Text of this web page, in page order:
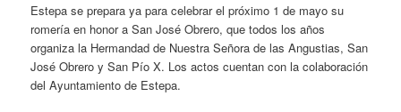
Estepa se prepara ya para celebrar el próximo 1 de mayo su
romería en honor a San José Obrero, que todos los años
organiza la Hermandad de Nuestra Señora de las Angustias, San
José Obrero y San Pío X. Los actos cuentan con la colaboración
del Ayuntamiento de Estepa.